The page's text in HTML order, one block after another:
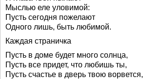
Мыслью еле уловимой:
Пусть сегодня пожелают
Одного лишь, быть любимой.
Каждая страничка
Пусть в доме будет много солнца,
Пусть все придет, что любишь ты,
Пусть счастье в дверь твою ворвется,